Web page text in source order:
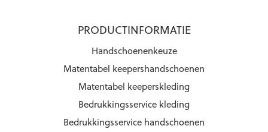
PRODUCTINFORMATIE
Handschoenenkeuze
Matentabel keepershandschoenen
Matentabel keeperskleding
Bedrukkingsservice kleding
Bedrukkingsservice handschoenen